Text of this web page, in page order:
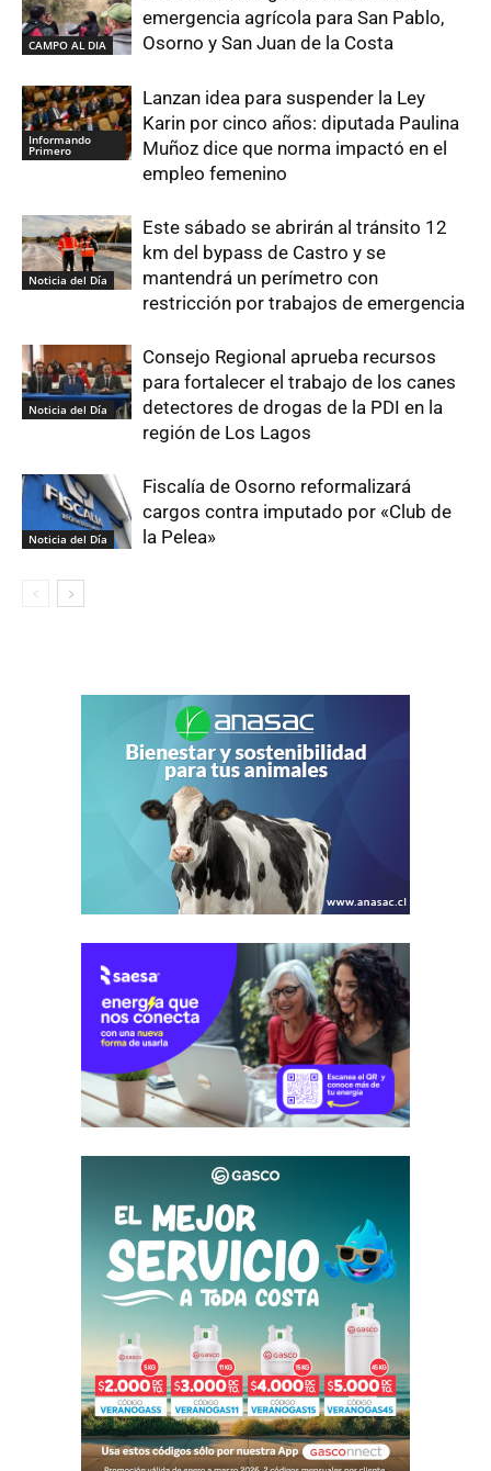
CAMPO AL DIA
emergencia agrícola para San Pablo,
Osorno y San Juan de la Costa
Informando
Primero
Lanzan idea para suspender la Ley
Karin por cinco años: diputada Paulina
Muñoz dice que norma impactó en el
empleo femenino
Noticia del Día
Este sábado se abrirán al tránsito 12
km del bypass de Castro y se
mantendrá un perímetro con
restricción por trabajos de emergencia
Noticia del Día
Consejo Regional aprueba recursos
para fortalecer el trabajo de los canes
detectores de drogas de la PDI en la
región de Los Lagos
Noticia del Día
Fiscalía de Osorno reformalizará
cargos contra imputado por «Club de
la Pelea»